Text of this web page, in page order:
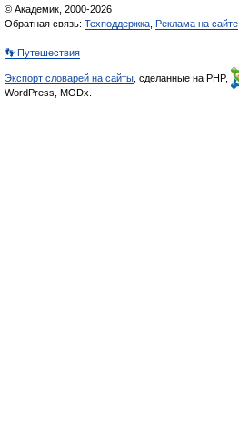
© Академик, 2000-2026
Обратная связь: Техподдержка Реклама на сайте
👣 Путешествия
Экспорт словарей на сайты , сделанные на PHP,
WordPress, MODx.